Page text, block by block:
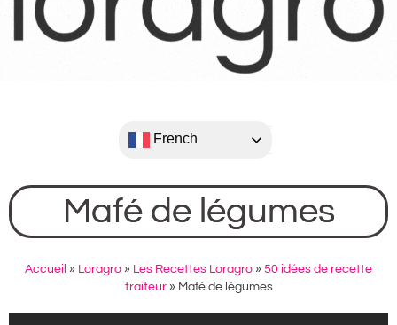
French
Mafé de légumes
Accueil » Loragro » Les Recettes Loragro » 50 idées de recette
traiteur» Mafé de légumes